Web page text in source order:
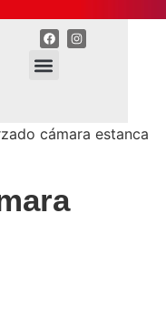
cámara estanca